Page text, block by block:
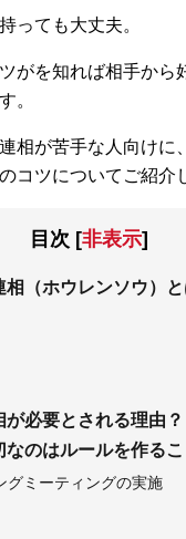
っても大丈夫。
がを知れば相手から
。
相が苦手な人向けに
コツについてご紹介
目次 [非表示]
相（ホウレンソウ）と
が必要とされる理由？
なのはルールを作るこ
グミーティングの実施